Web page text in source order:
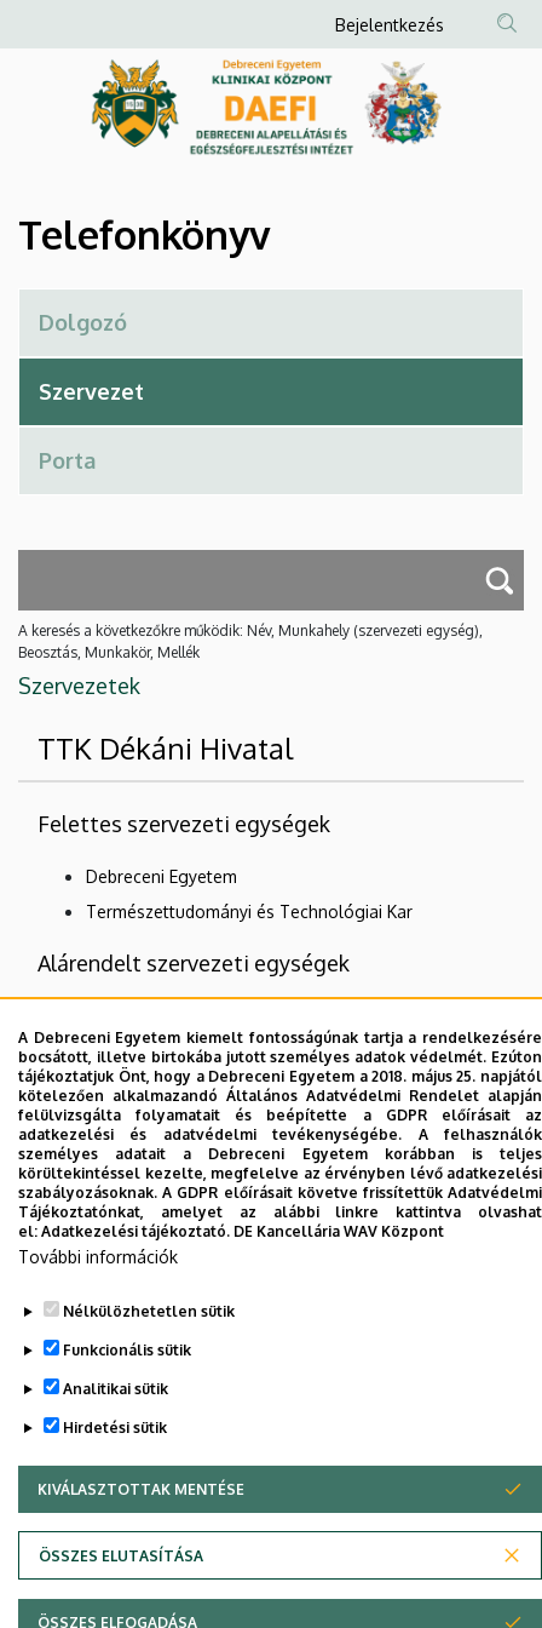
Debreceni
és
Egészségfejlesztési
Intézet
a
Anonim
Felhasználói
fiók
menüje
Bejelentkezés
Telefonkönyv
A keresés a következőkre működik: Név, Munkahely (szervezeti egység),
Beosztás, Munkakör, Mellék
Szervezetek
TTK Dékáni Hivatal
Felettes szervezeti egységek
Debreceni Egyetem
Természettudományi és Technológiai Kar
Alárendelt szervezeti egységek
TTK Nyelvtanári Csoport
TTK Tanulmányi Osztály
Nincs találat.
Dolgozói adatmódosítás igénylése a DE
telefonkönyvében
Adatvédelem
Adatvédelem
A Debreceni Egyetem kiemelt fontosságúnak tartja a rendelkezésére
bocsátott, illetve birtokába jutott személyes adatok védelmét. Ezúton
tájékoztatjuk Önt, hogy a Debreceni Egyetem a 2018. május 25. napjától
kötelezően alkalmazandó Általános Adatvédelmi Rendelet alapján
felülvizsgálta folyamatait és beépítette a GDPR előírásait az
adatkezelési és adatvédelmi tevékenységébe. A felhasználók
személyes adatait a Debreceni Egyetem korábban is teljes
körültekintéssel kezelte, megfelelve az érvényben lévő adatkezelési
szabályozásoknak. A GDPR előírásait követve frissítettük Adatvédelmi
Tájékoztatónkat, amelyet az alábbi linkre kattintva olvashat
el: Adatkezelési tájékoztató. DE Kancellária WAV Központ
További információk
Nélkülözhetetlen sütik
Funkcionális sütik
Analitikai sütik
Hirdetési sütik
KIVÁLASZTOTTAK MENTÉSE
ÖSSZES ELUTASÍTÁSA
WITHDRAW CONSENT
ÖSSZES ELFOGADÁSA